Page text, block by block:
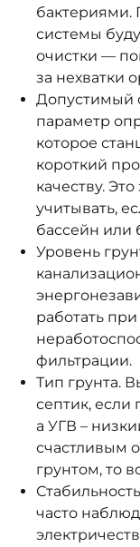
бактериями.
системы
очистки —
за нехватки
Допустимый
параметр
которое
короткий
качеству.
учитывать,
бассейн или
Уровень
работать
фильтрации.
Тип грунта.
септик, если
а УГВ –
счастливым
грунтом, то
часто